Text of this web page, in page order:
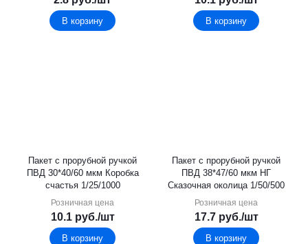
В корзину В корзину
Пакет с прорубной ручкой
ПВД 30*40/60 мкм Коробка
счастья 1/25/1000
Розничная цена
10.1руб./шт
В корзину
Пакет с прорубной ручкой
ПВД 38*47/60 мкм НГ
Сказочная околица 1/50/500
Розничная цена
17.7руб./шт
В корзину